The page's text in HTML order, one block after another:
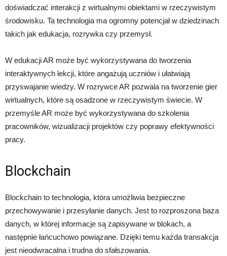
doświadczać interakcji z wirtualnymi obiektami w rzeczywistym
środowisku. Ta technologia ma ogromny potencjał w dziedzinach
takich jak edukacja, rozrywka czy przemysł.
W edukacji AR może być wykorzystywana do tworzenia
interaktywnych lekcji, które angażują uczniów i ułatwiają
przyswajanie wiedzy. W rozrywce AR pozwala na tworzenie gier
wirtualnych, które są osadzone w rzeczywistym świecie. W
przemyśle AR może być wykorzystywana do szkolenia
pracowników, wizualizacji projektów czy poprawy efektywności
pracy.
Blockchain
Blockchain to technologia, która umożliwia bezpieczne
przechowywanie i przesyłanie danych. Jest to rozproszona baza
danych, w której informacje są zapisywane w blokach, a
następnie łańcuchowo powiązane. Dzięki temu każda transakcja
jest nieodwracalna i trudna do sfałszowania.